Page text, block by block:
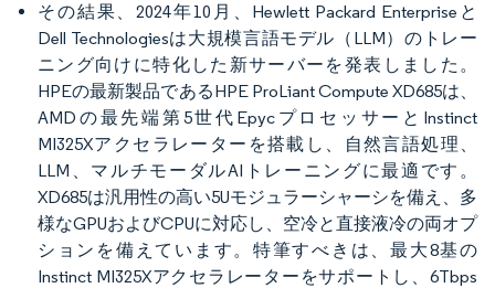
その結果、2024年10月、Hewlett Packard Enterpriseと
Dell Technologiesは大規模言語モデル（LLM）のトレー
ニング向けに特化した新サーバーを発表しました。
HPEの最新製品であるHPE ProLiant Compute XD685は、
AMDの最先端第5世代EpycプロセッサーとInstinct
MI325Xアクセラレーターを搭載し、自然言語処理、
LLM、マルチモーダルAIトレーニングに最適です。
XD685は汎用性の高い5Uモジュラーシャーシを備え、多
様なGPUおよびCPUに対応し、空冷と直接液冷の両オプ
ションを備えています。特筆すべきは、最大8基の
Instinct MI325Xアクセラレーターをサポートし、6Tbps